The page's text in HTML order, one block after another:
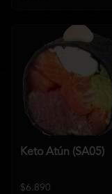
Keto Atún (SA05)
$6.890